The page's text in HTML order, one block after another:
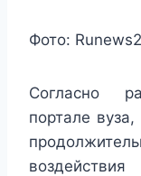
Фото:
Согласно
портале